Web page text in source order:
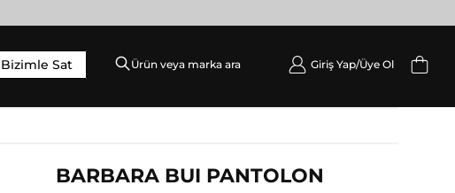
Ceket
Bizimle Sat Giriş Yap/Üye Ol
BARBARA BUI PANTOLON